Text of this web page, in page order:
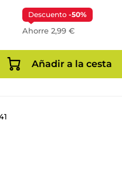
Descuento -50%
Ahorre 2,99 €
Añadir a la cesta